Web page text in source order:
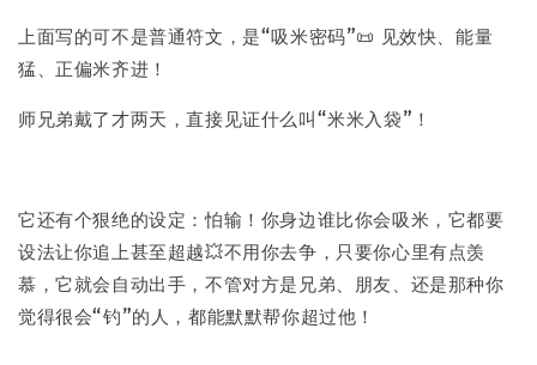
上面写的可不是普通符文，是“吸米密码”📜 见效快、能量
猛、正偏米齐进！
师兄弟戴了才两天，直接见证什么叫“米米入袋”！
它还有个狠绝的设定：怕输！你身边谁比你会吸米，它都要
设法让你追上甚至超越💥不用你去争，只要你心里有点羡
慕，它就会自动出手，不管对方是兄弟、朋友、还是那种你
觉得很会“钓”的人，都能默默帮你超过他！